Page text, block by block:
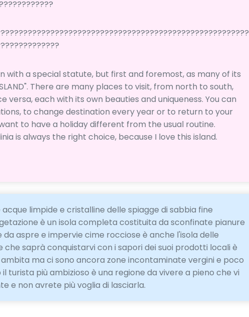
with a special statute, but first and foremost, as many of its
There are many places to visit, from north to south,
versa, each with its own beauties and uniqueness. You can
to change destination every year or to return to your
to have a holiday different from the usual routine.
is always the right choice, because I love this island.
acque limpide e cristalline delle spiagge di sabbia fine
è un isola completa costituita da sconfinate pianure
aspre e impervie cime rocciose è anche l'isola delle
che saprà conquistarvi con i sapori dei suoi prodotti locali è
ma ci sono ancora zone incontaminate vergini e poco
turista più ambizioso è una regione da vivere a pieno che vi
e non avrete più voglia di lasciarla.